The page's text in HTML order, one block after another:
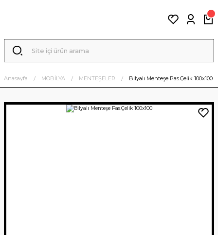
Anasayfa MOBİLYA MENTEŞELER Bilyalı Menteşe Pas.Çelik 100x100